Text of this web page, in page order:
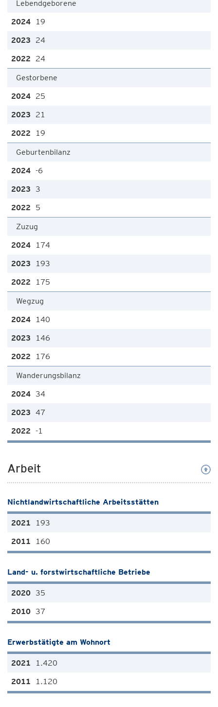
Lebendgeborene
19
24
24
Gestorbene
25
21
19
Geburtenbilanz
-6
3
5
Zuzug
174
193
175
Wegzug
140
146
176
Wanderungsbilanz
34
47
-1
Arbeit
Nichtlandwirtschaftliche Arbeitsstätten
193
160
Land- u. forstwirtschaftliche Betriebe
35
37
Erwerbstätigte am Wohnort
1.420
1.120